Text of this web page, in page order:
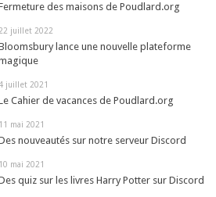
des maisons de Poudlard.org
juillet 2022
lance une nouvelle plateforme
juillet 2021
Cahier de vacances de Poudlard.org
mai 2021
nouveautés sur notre serveur Discord
mai 2021
quiz sur les livres Harry Potter sur Discord